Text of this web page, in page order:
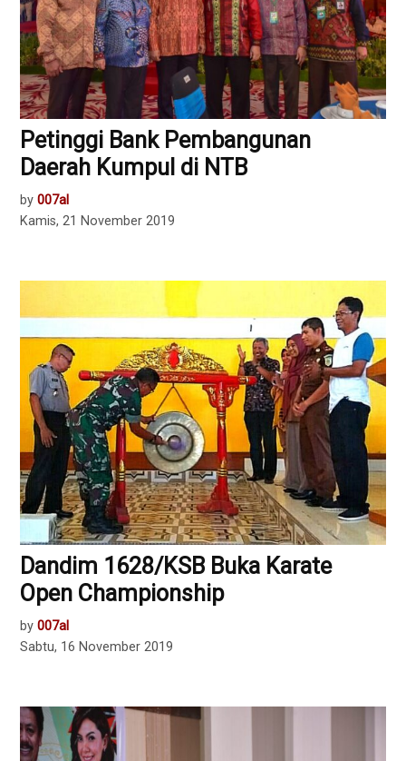
Petinggi Bank Pembangunan
Daerah Kumpul di NTB
by 007al
Kamis, 21 November 2019
Dandim 1628/KSB Buka Karate
Open Championship
by 007al
Sabtu, 16 November 2019